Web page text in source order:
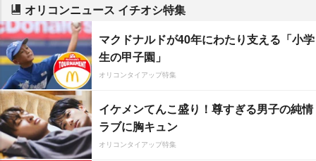
オリコンニュース イチオシ特集
マクドナルドが40年にわたり支える「小学
生の甲子園」
オリコンタイアップ特集
イケメンてんこ盛り！尊すぎる男子の純情
ラブに胸キュン
オリコンタイアップ特集